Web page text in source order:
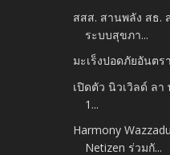
สสส. สานพลัง สธ.
ระบบสุขภา...
มะเร็งปอดภัยอันตร
เปิดตัว นิวเวิลด์ ล
1...
Harmony
Netizen ร่วมกั...